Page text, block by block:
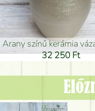
arany színű kerámia váza
32 250 Ft